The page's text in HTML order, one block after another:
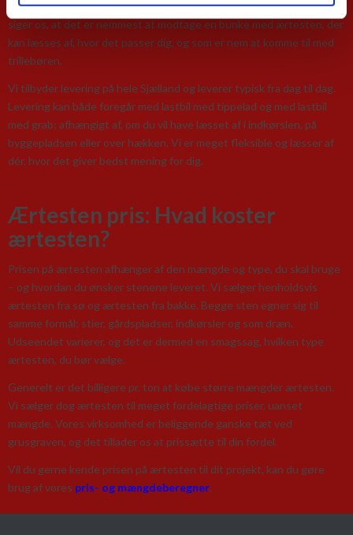
Alle vores sten og øvrige materialer leveres i løsvægt. Vores erfaring
siger os, at det er nemmest at modtage en bunke med ærtesten, der
kan læsses af, hvor det passer dig, og som er nem at komme til med
trillebøren.
Vi tilbyder levering på hele Sjælland og leverer typisk fra dag til dag.
Levering kan både foregår med lastbil med tippelad og med lastbil
med grab; afhængigt af, om du vil have læsset af i indkørslen, på
byggepladsen eller over hækken. Vi er meget fleksible og læsser af
dér, hvor det giver bedst mening for dig.
Ærtesten pris: Hvad koster
ærtesten?
Prisen på ærtesten afhænger af den mængde og type, du skal bruge
– og hvordan du ønsker stenene leveret. Vi sælger henholdsvis
ærtesten fra sø og ærtesten fra bakke. Begge sten egner sig til
samme formål; stier, gårdspladser, indkørsler og som dræn.
Udseendet varierer, og det er dermed en smagssag, hvilken type
ærtesten, du bør vælge.
Generelt er det billigere pr. ton at købe større mængder ærtesten.
Vi sælger dog ærtesten til meget fordelagtige priser, uanset
mængde. Vores virksomhed er beliggende ganske tæt ved
grusgraven, og det tillader os at prissætte til din fordel.
Vil du gerne kende prisen på ærtesten til dit projekt, kan du gøre
brug af vores pris- og mængdeberegner.